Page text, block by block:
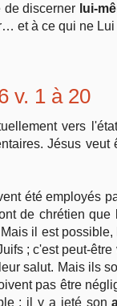
de discerner lui-
et à ce qui ne Lui
v. 1 à 20
vers
Jésus
été employés
de chrétien
il est
; c'est peut-
salut. Mais ils
pas être
; il y a jeté son